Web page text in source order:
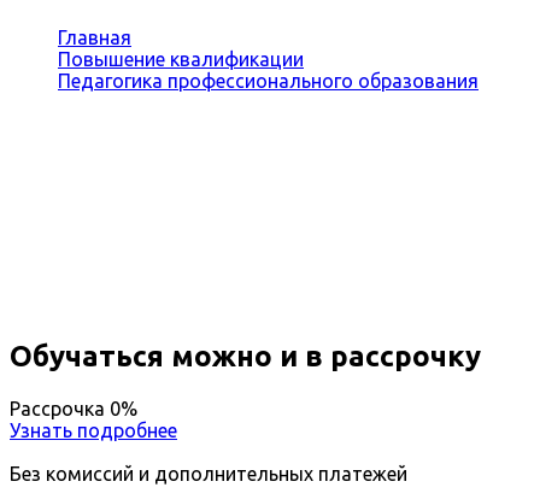
Главная
Повышение квалификации
Педагогика профессионального образования
Обучаться можно и в рассрочку
Рассрочка 0%
Узнать подробнее
Без комиссий и дополнительных платежей